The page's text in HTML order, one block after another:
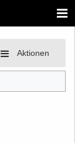
Aktionen